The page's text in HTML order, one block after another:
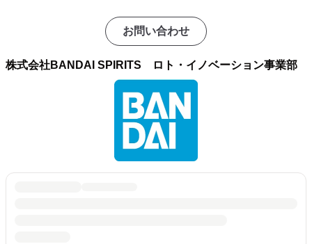
お問い合わせ
株式会社BANDAI SPIRITS ロト・イノベーション事業部